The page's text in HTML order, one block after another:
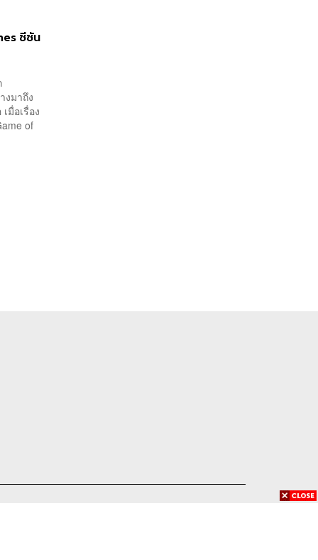
ซีซัน
งมาถึง
มื่อเรื่อง
of